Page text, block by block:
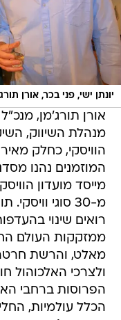
יונתן ישי, פני בכר, אורן
אורן תורג'מן,
מנהלת השיווק,
הוויסקי, כחלק
המוזמנים נהנו
מייסד מועדון
מ-30 סוגי
רואים שינוי
ממזקקות העולם
מאלט, והרשת
ולצרכי האלכוהול
הפרוסות ברחבי
הכלל עולמיות,